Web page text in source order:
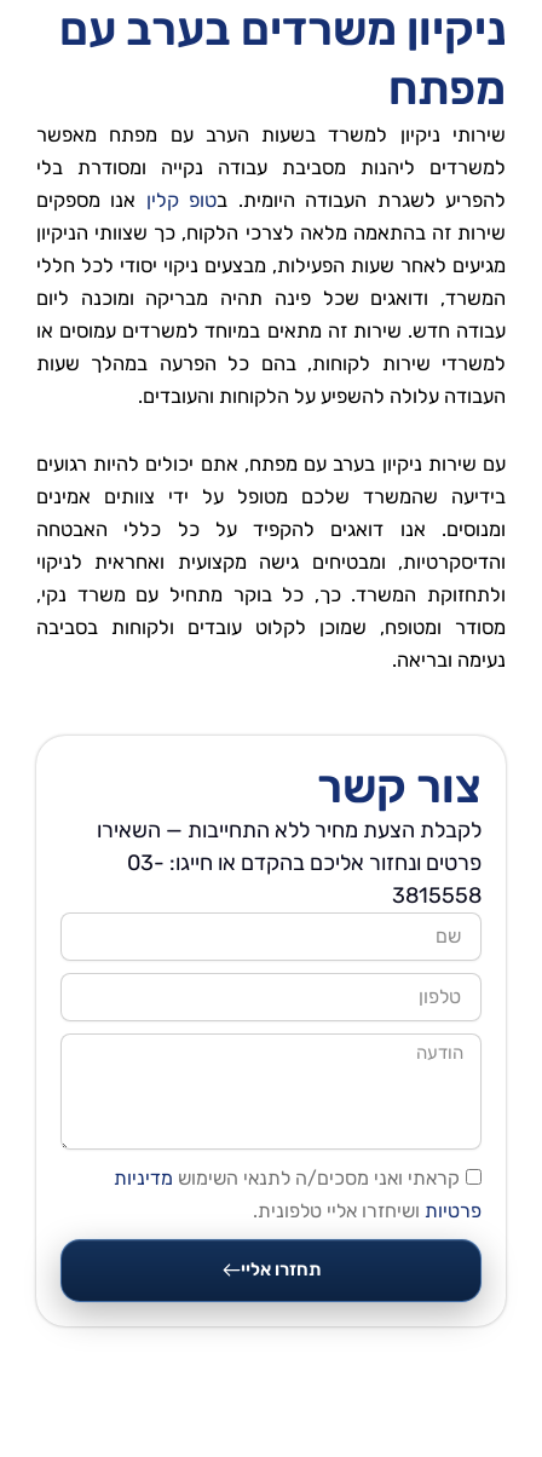
ניקיון משרדים בערב עם
מפתח
שירותי ניקיון למשרד בשעות הערב עם מפתח מאפשר
למשרדים ליהנות מסביבת עבודה נקייה ומסודרת בלי
להפריע לשגרת העבודה היומית. בטופ קלין אנו מספקים
שירות זה בהתאמה מלאה לצרכי הלקוח, כך שצוותי הניקיון
מגיעים לאחר שעות הפעילות, מבצעים ניקוי יסודי לכל חללי
המשרד, ודואגים שכל פינה תהיה מבריקה ומוכנה ליום
עבודה חדש. שירות זה מתאים במיוחד למשרדים עמוסים או
למשרדי שירות לקוחות, בהם כל הפרעה במהלך שעות
העבודה עלולה להשפיע על הלקוחות והעובדים.
עם שירות ניקיון בערב עם מפתח, אתם יכולים להיות רגועים
בידיעה שהמשרד שלכם מטופל על ידי צוותים אמינים
ומנוסים. אנו דואגים להקפיד על כל כללי האבטחה
והדיסקרטיות, ומבטיחים גישה מקצועית ואחראית לניקוי
ולתחזוקת המשרד. כך, כל בוקר מתחיל עם משרד נקי,
מסודר ומטופח, שמוכן לקלוט עובדים ולקוחות בסביבה
נעימה ובריאה.
צור קשר
לקבלת הצעת מחיר ללא התחייבות — השאירו
פרטים ונחזור אליכם בהקדם או חייגו: 03-
3815558
שם
טלפון
הודעה
קראתי ואני מסכים/ה לתנאי השימוש מדיניות
פרטיות ושיחזרו אליי טלפונית.
תחזרו אליי